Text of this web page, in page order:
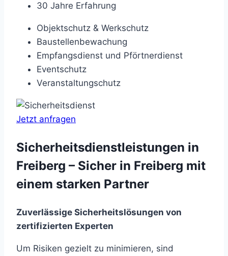
30 Jahre Erfahrung
Objektschutz & Werkschutz
Baustellenbewachung
Empfangsdienst und Pförtnerdienst
Eventschutz
Veranstaltungschutz
Jetzt anfragen
Sicherheitsdienstleistungen in
Freiberg – Sicher in Freiberg mit
einem starken Partner
Zuverlässige Sicherheitslösungen von
zertifizierten Experten
Um Risiken gezielt zu minimieren, sind